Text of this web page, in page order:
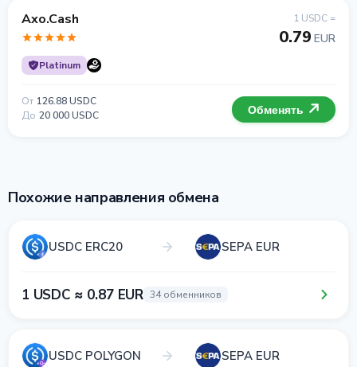
Axo.Cash
Platinum
1 USDC =
0.79 EUR
От 126.88 USDC
До 20 000 USDC Обменять
Похожие направления обмена
USDC ERC20 SEPA EUR
1 USDC ≈ 0.87 EUR 34 обменников
USDC POLYGON SEPA EUR